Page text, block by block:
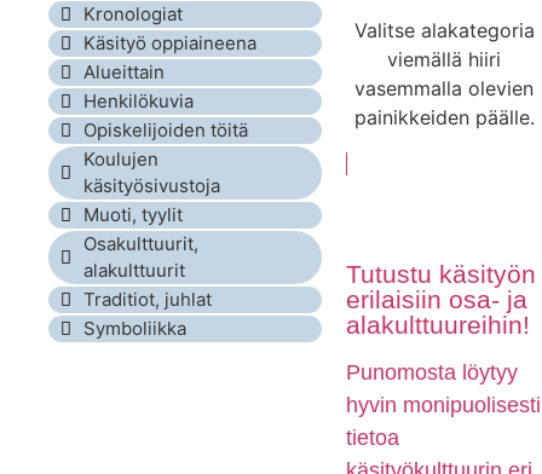
Kronologiat
Käsityö oppiaineena
Alueittain
Henkilökuvia
Opiskelijoiden töitä
Koulujen
käsityösivustoja
Muoti, tyylit
Osakulttuurit,
alakulttuurit
Traditiot, juhlat
Symboliikka
Valitse alakategoria
viemällä hiiri
vasemmalla olevien
painikkeiden päälle.
Tutustu käsityön
erilaisiin osa- ja
alakulttuureihin!
Punomosta löytyy
hyvin monipuolisesti
tietoa